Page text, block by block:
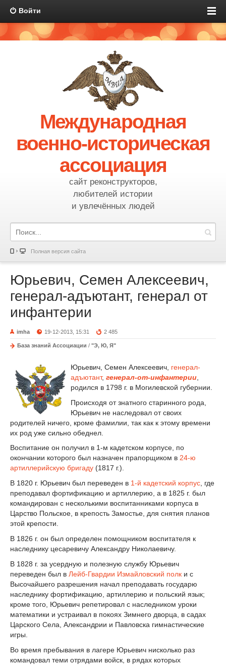
Войти
Международная
военно-историческая
ассоциация
сайт реконструкторов,
любителей истории
и увлечённых людей
Полная версия сайта
Юрьевич, Семен Алексеевич,
генерал-адъютант, генерал от
инфантерии
imha 19-12-2013, 15:31 2 485
База знаний Ассоциации / "Э, Ю, Я"
Юрьевич, Семен Алексеевич, генерал-
адъютант, генерал-от-инфантерии
родился в 1798 г. в Могилевской губернии.
Происходя от знатного старинного рода,
Юрьевич не наследовал от своих
родителей ничего, кроме фамилии, так как к этому времени
их род уже сильно обеднел.
Воспитание он получил в 1-м кадетском корпусе, по
окончании которого был назначен прапорщиком в 24-ю
артиллерийскую бригаду (1817 г.).
В 1820 г. Юрьевич был переведен в 1-й кадетский корпус , где
преподавал фортификацию и артиллерию, а в 1825 г. был
командирован с несколькими воспитанниками корпуса в
Царство Польское, в крепость Замостье, для снятия планов
этой крепости.
В 1826 г. он был определен помощником воспитателя к
наследнику цесаревичу Александру Николаевичу.
В 1828 г. за усердную и полезную службу Юрьевич
переведен был в Лейб-Гвардии Измайловский полк и с
Высочайшего разрешения начал преподавать государю
наследнику фортификацию, артиллерию и польский язык;
кроме того, Юрьевич репетировал с наследником уроки
математики и устраивал в покоях Зимнего дворца, в садах
Царского Села, Александрии и Павловска гимнастические
игры.
Во время пребывания в лагере Юрьевич нисколько раз
командовал теми отрядами войск, в рядах которых